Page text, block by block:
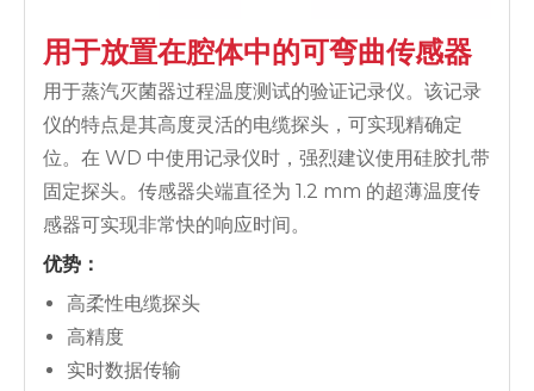
用于放置在腔体中的可弯曲传感器
用于蒸汽灭菌器过程温度测试的验证记录仪。该记录
仪的特点是其高度灵活的电缆探头，可实现精确定
位。在 WD 中使用记录仪时，强烈建议使用硅胶扎带
固定探头。传感器尖端直径为 1.2 mm 的超薄温度传
感器可实现非常快的响应时间。
优势：
高柔性电缆探头
高精度
实时数据传输